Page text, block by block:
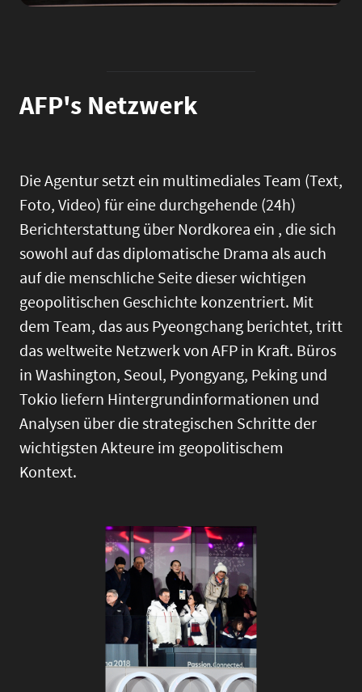
AFP's Netzwerk
Die Agentur setzt ein multimediales Team (Text,
Foto, Video) für eine durchgehende (24h)
Berichterstattung über Nordkorea ein , die sich
sowohl auf das diplomatische Drama als auch
auf die menschliche Seite dieser wichtigen
geopolitischen Geschichte konzentriert. Mit
dem Team, das aus Pyeongchang berichtet, tritt
das weltweite Netzwerk von AFP in Kraft. Büros
in Washington, Seoul, Pyongyang, Peking und
Tokio liefern Hintergrundinformationen und
Analysen über die strategischen Schritte der
wichtigsten Akteure im geopolitischem
Kontext.